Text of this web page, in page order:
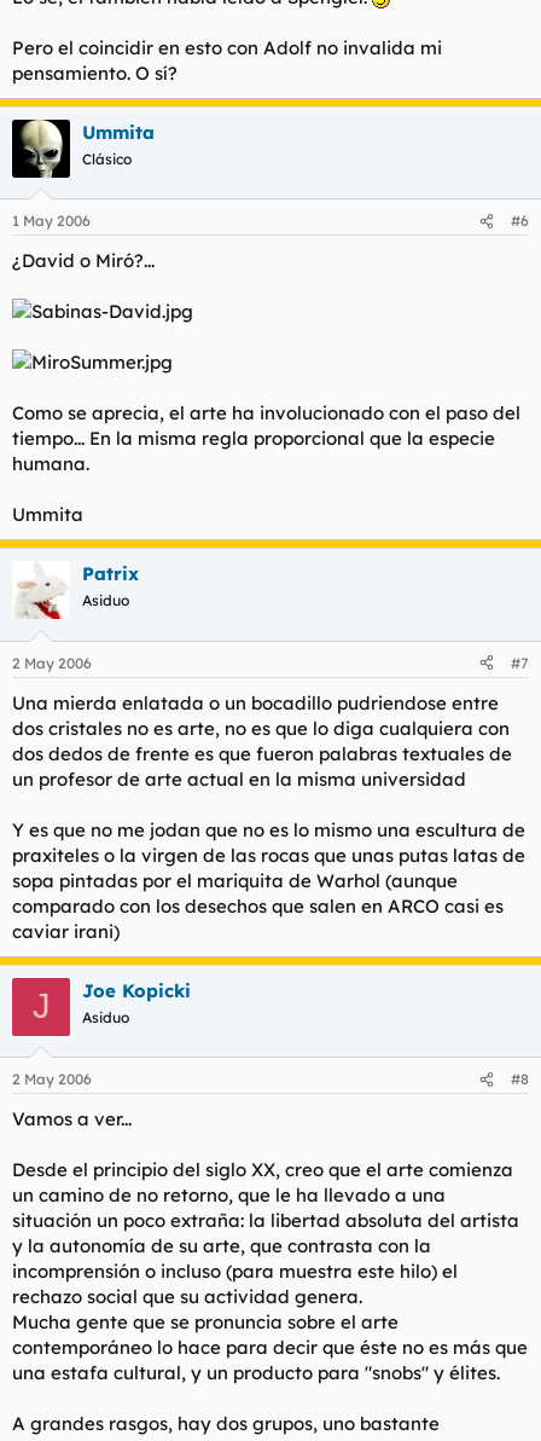
Pero el coincidir en esto con Adolf no invalida mi
pensamiento. O sí?
Ummita
Clásico
1 May 2006 #6
¿David o Miró?...
Como se aprecia, el arte ha involucionado con el paso del
tiempo... En la misma regla proporcional que la especie
humana.
Ummita
Patrix
Asiduo
2 May 2006 #7
Una mierda enlatada o un bocadillo pudriendose entre
dos cristales no es arte, no es que lo diga cualquiera con
dos dedos de frente es que fueron palabras textuales de
un profesor de arte actual en la misma universidad
Y es que no me jodan que no es lo mismo una escultura de
praxiteles o la virgen de las rocas que unas putas latas de
sopa pintadas por el mariquita de Warhol (aunque
comparado con los desechos que salen en ARCO casi es
caviar irani)
J Joe Kopicki
Asiduo
2 May 2006 #8
Vamos a ver...
Desde el principio del siglo XX, creo que el arte comienza
un camino de no retorno, que le ha llevado a una
situación un poco extraña: la libertad absoluta del artista
y la autonomí­a de su arte, que contrasta con la
incomprensión o incluso (para muestra este hilo) el
rechazo social que su actividad genera.
Mucha gente que se pronuncia sobre el arte
contemporáneo lo hace para decir que éste no es más que
una estafa cultural, y un producto para "snobs" y élites.
A grandes rasgos, hay dos grupos, uno bastante